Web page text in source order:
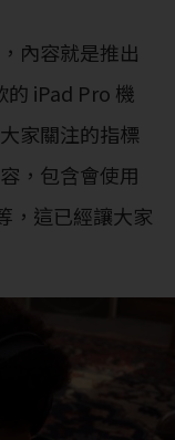
內容就是推出
的 iPad Pro 機
家關注的指標
，包含會使用
，這已經讓大家